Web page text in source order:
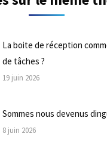
La boite de réception
de tâches ?
19 juin 2026
Sommes nous devenus
8 juin 2026